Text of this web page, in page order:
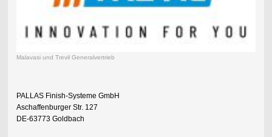
Malavasi und Trevil Generalvertrieb
PALLAS Finish-Systeme GmbH
Aschaffenburger Str. 127
DE-63773 Goldbach